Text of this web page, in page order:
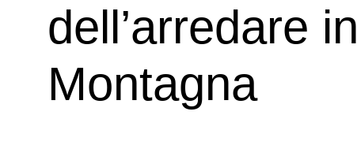
dell’arredare in
Montagna